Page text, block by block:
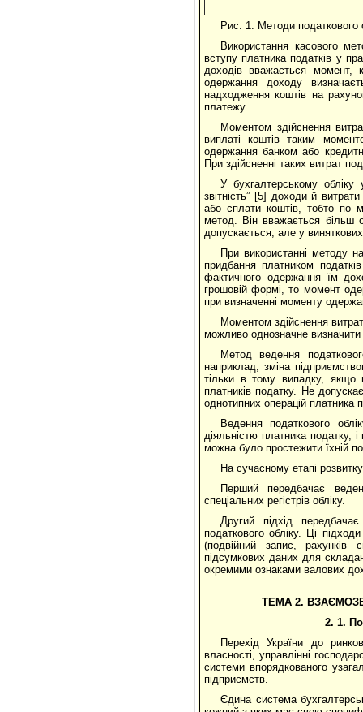
Рис. 1. Методи податкового
Використання касового
вступу платника податків у
доходів вважається момент,
одержання доходу
надходження коштів на
платежу.
Моментом здійснення
виплаті коштів таким
одержання банком або
При здійсненні таких витрат
У бухгалтерському обліку
звітність” [5] доходи й
або сплати коштів, тобто по
метод. Він вважається більш
допускається, але у
При використанні методу
придбання платником
фактичного одержання їм
грошовій формі, то момент
при визначенні моменту
Моментом здійснення
можливо однозначне
Метод ведення
наприклад, зміна
тільки в тому випадку, якщо
платників податку. Не
однотипних операцій платника
Ведення податкового
діяльністю платника податку,
можна було простежити їхній
На сучасному етапі
Перший передбачає
спеціальних регістрів обліку.
Другий підхід
податкового обліку. Ці
(подвійний запис, рахунків
підсумкових даних для
окремими ознаками валових
ТЕМА 2.
2. 1.
Перехід України до
власності, управлінні
системи впорядкованого
підприємств.
Єдина система